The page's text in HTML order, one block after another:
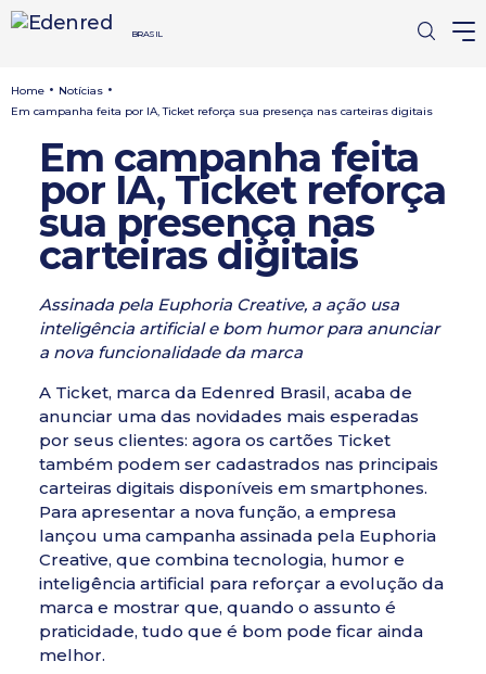
BRASIL
Home • Notícias •
Em campanha feita por IA, Ticket reforça sua presença nas carteiras digitais
Em campanha feita
por IA, Ticket reforça
sua presença nas
carteiras digitais
Assinada pela Euphoria Creative, a ação usa
inteligência artificial e bom humor para anunciar
a nova funcionalidade da marca
A Ticket, marca da Edenred Brasil, acaba de
anunciar uma das novidades mais esperadas
por seus clientes: agora os cartões Ticket
também podem ser cadastrados nas principais
carteiras digitais disponíveis em smartphones.
Para apresentar a nova função, a empresa
lançou uma campanha assinada pela Euphoria
Creative, que combina tecnologia, humor e
inteligência artificial para reforçar a evolução da
marca e mostrar que, quando o assunto é
praticidade, tudo que é bom pode ficar ainda
melhor.